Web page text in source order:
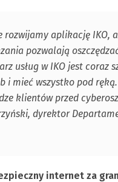
rozwijamy aplikację IKO,
pozwalają
usług w IKO jest coraz
i mieć wszystko pod
klientów przed
dyrektor
internet za